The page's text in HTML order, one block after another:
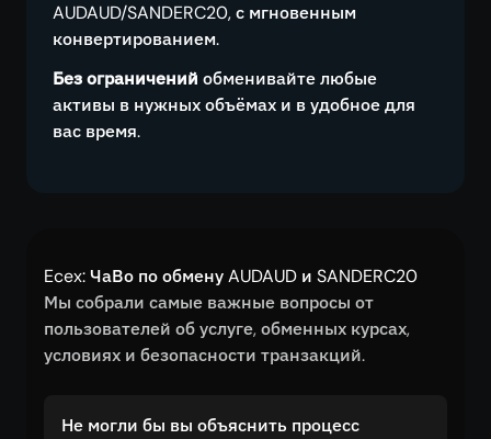
AUDAUD/SANDERC20, с мгновенным
конвертированием.
Без ограничений обменивайте любые
активы в нужных объёмах и в удобное для
вас время.
Ecex: ЧаВо по обмену AUDAUD и SANDERC20
Мы собрали самые важные вопросы от
пользователей об услуге, обменных курсах,
условиях и безопасности транзакций.
Не могли бы вы объяснить процесс